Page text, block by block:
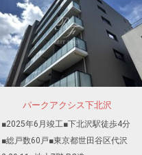
パークアクシス下北沢
■2025年6月竣工■下北沢駅徒歩4分
■総戸数60戸■東京都世田谷区代沢